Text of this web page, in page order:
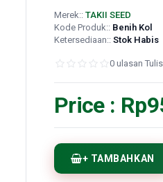
Merek:: TAKII SEED
Kode Produk:: Benih Kol
Ketersediaan:: Stok Habis
0 ulasan
Price :
+ TAMBAHKAN